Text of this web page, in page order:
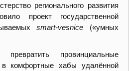
регионального развития
проект государственной
smart-vesnice («умных
провинциальные
в комфортные хабы удалённой